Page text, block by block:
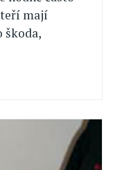
mají
škoda,